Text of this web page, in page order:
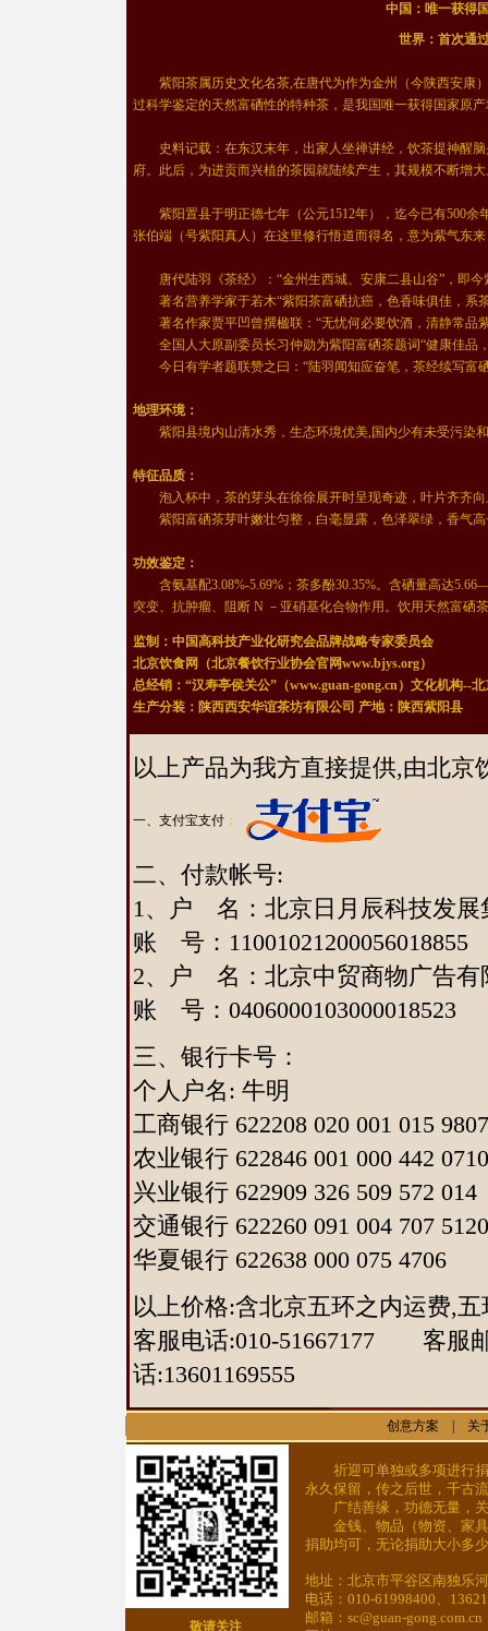
中国：唯一获得
世界：首次通
紫阳茶属历史文化名茶,在唐代为作为金州（今陕西安康）
过科学鉴定的天然富硒性的特种茶，是我国唯一获得国家原
史料记载：在东汉末年，出家人坐禅讲经，饮茶提神醒脑
府。此后，为进贡而兴植的茶园就陆续产生，其规模不断增
紫阳置县于明正德七年（公元1512年），迄今已有500余
张伯端（号紫阳真人）在这里修行悟道而得名，意为紫气东
唐代陆羽《茶经》：“金州生西城、安康二县山谷”，即今
著名营养学家于若木“紫阳茶富硒抗癌，色香味俱佳，系
著名作家贾平凹曾撰楹联：“无忧何必要饮酒，清静常品
全国人大原副委员长习仲勋为紫阳富硒茶题词“健康佳品
今日有学者题联赞之曰：“陆羽闻知应奋笔，茶经续写富
地理环境：
紫阳县境内山清水秀，生态环境优美,国内少有未受污染
特征品质：
泡入杯中，茶的芽头在徐徐展开时呈现奇迹，叶片齐齐向
紫阳富硒茶芽叶嫩壮匀整，白毫显露，色泽翠绿，香气高
功效鉴定：
含氨基配3.08%-5.69%；茶多酚30.35%。含硒量高达
突变、抗肿瘤、阻断 N －亚硝基化合物作用。饮用天然富硒
监制：中国高科技产业化研究会品牌战略专家委员会
北京饮食网（北京餐饮行业协会官网www.bjys.org）
总经销：“汉寿亭侯关公”（www.guan-gong.cn）文化机构--
生产分装：陕西西安华谊茶坊有限公司 产地：陕西紫阳县
以上产品为我方直接提供,由北京
一、支付宝支付 ：
二、付款帐号:
1、户 名：北京日月辰科技发
账 号：11001021200056018855
2、户 名：北京中贸商物广告
账 号：0406000103000018523
三、银行卡号：
个人户名: 牛明
工商银行 622208 020 001 015 9807
农业银行 622846 001 000 442 0710
兴业银行 622909 326 509 572 014
交通银行 622260 091 004 707 5120
华夏银行 622638 000 075 4706
以上价格:含北京五环之内运费,
客服电话:010-51667177 客
话:13601169555
创意方案 关
祈迎可单独或多项进行捐
永久保留，传之后世，千古
广结善缘，功德无量，关
金钱、物品（物资、家具
捐助均可，无论捐助大小多
地址：北京市平谷区南独乐
电话：010-61998400、
邮箱：sc@guan-gong.com.cn
敬请关注